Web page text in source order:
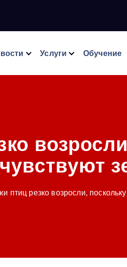
Услуги Обучение
птиц резко возросли,